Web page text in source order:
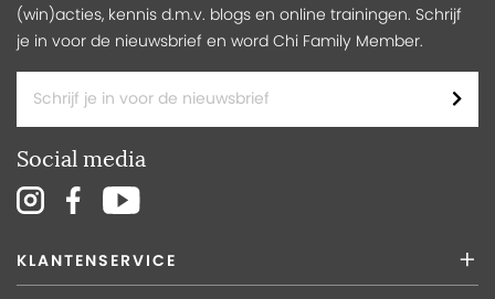
(win)acties, kennis d.m.v. blogs en online trainingen. Schrijf
je in voor de nieuwsbrief en word Chi Family Member.
Social media
KLANTENSERVICE